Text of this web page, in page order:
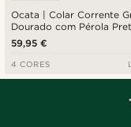
Ocata | Colar Corrente
Dourado com Pérola
59,95 €
4 CORES